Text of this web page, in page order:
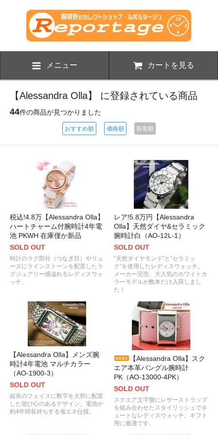
メニュー カートを見る
【Alessandra Olla】 に登録されている商品
44件の商品が見つかりました
おすすめ順 価格順 新着順
税込!4.8万【Alessandra Olla】
ハートチャーム付腕時計4年電
池 PKWH 在庫僅か新品
SOLD OUT
時計のラグ部分（つなぎ目）やリュ
ーズにラインストーンを配置したラ
グジュアリー感溢れるレディスウォ
ッチ。
レア!5.8万円【Alessandra
Olla】天然ダイヤ&セラミック
腕時計白（AO-12L-1）
SOLD OUT
“天然ダイヤモンド”と“セラミッ
ク”を使用したレディスウォッチ。
メーカー完売、大人気のホワイトカ
ラーモデルが数本だけ入荷しまし
た！
【Alessandra Olla】メンズ腕
時計4年電池 マルチカラー
（AO-1900-3）
SOLD OUT
縦長のフェイスに数字を大胆に配置
した遊び心のあるデザイン。電池が
約4年間長持ちする省エネ仕様。
【Alessandra Olla】スク
エア本革バングル腕時計
PK（AO-13000-4PK）
SOLD OUT
スクエア文字盤にレザーストラップ
を組み合わせたスタイリッシュでキ
ュートなレディスウォッチ。ギフト
用に最適です。